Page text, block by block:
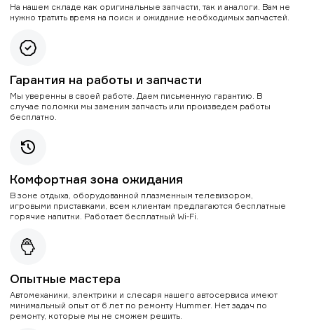
На нашем складе как оригинальные запчасти, так и аналоги. Вам не
нужно тратить время на поиск и ожидание необходимых запчастей.
Гарантия на работы и запчасти
Мы уверенны в своей работе. Даем письменную гарантию. В
случае поломки мы заменим запчасть или произведем работы
бесплатно.
Комфортная зона ожидания
В зоне отдыха, оборудованной плазменным телевизором,
игровыми приставками, всем клиентам предлагаются бесплатные
горячие напитки. Работает бесплатный Wi-Fi.
Опытные мастера
Автомеханики, электрики и слесаря нашего автосервиса имеют
минимальный опыт от 6 лет по ремонту Hummer. Нет задач по
ремонту, которые мы не сможем решить.